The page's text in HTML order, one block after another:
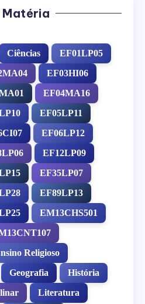
Matéria
Ciências
EF01LP05
EF03HI06
EF04MA16
EF05LP11
EF06LP12
EF12LP09
EF35LP07
EF89LP13
EM13CHS501
Religioso
Geografia
História
Literatura